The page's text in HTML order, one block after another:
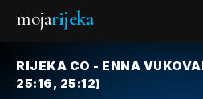
mojarijeka
RIJEKA CO - ENNA
25:16, 25:12)